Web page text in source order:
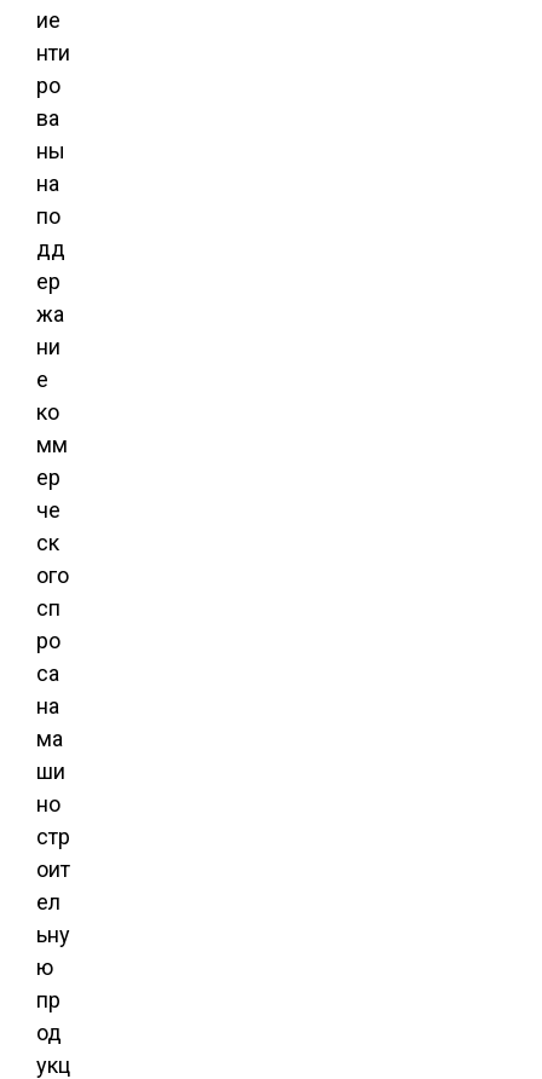
ие
нти
ро
ва
ны
на
по
дд
ер
жа
ни
е
ко
мм
ер
че
ск
ого
сп
ро
са
на
ма
ши
но
стр
оит
ел
ьну
ю
пр
од
укц